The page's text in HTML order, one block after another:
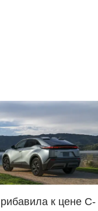
к цене C-